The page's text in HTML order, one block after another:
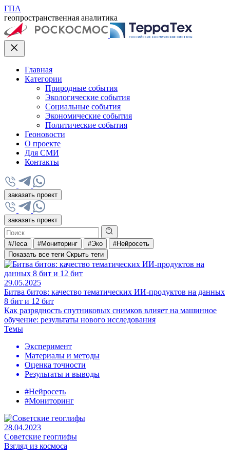
ГПА
геопространственная аналитика
Главная
Категории
Природные события
Экологические события
Социальные события
Экономические события
Политические события
Геоновости
О проекте
Для СМИ
Контакты
заказать проект
заказать проект
#Леса #Мониторинг #Эко
#Нейросеть
Показать все теги Скрыть теги
29.05.2025
Битва битов: качество тематических ИИ-продуктов на данных
8 бит и 12 бит
Как разрядность спутниковых снимков влияет на машинное
обучение: результаты нового исследования
Темы
Эксперимент
Материалы и методы
Оценка точности
Результаты и выводы
#Нейросеть
#Мониторинг
28.04.2023
Советские геоглифы
Взгляд из космоса